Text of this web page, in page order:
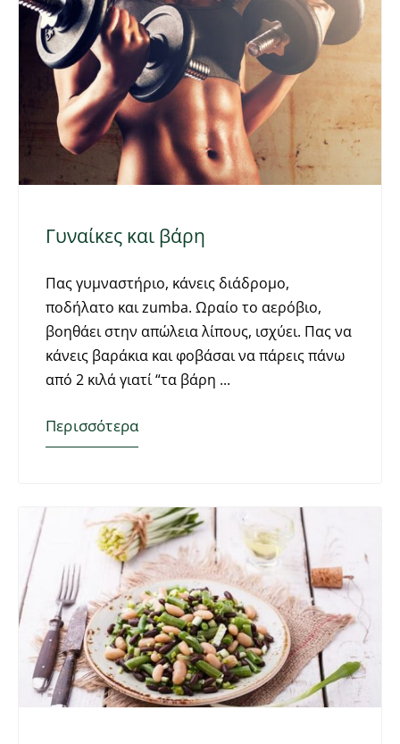
Γυναίκες και βάρη
Πας γυμναστήριο, κάνεις διάδρομο,
ποδήλατο και zumba. Ωραίο το αερόβιο,
βοηθάει στην απώλεια λίπους, ισχύει. Πας να
κάνεις βαράκια και φοβάσαι να πάρεις πάνω
από 2 κιλά γιατί “τα βάρη
Περισσότερα